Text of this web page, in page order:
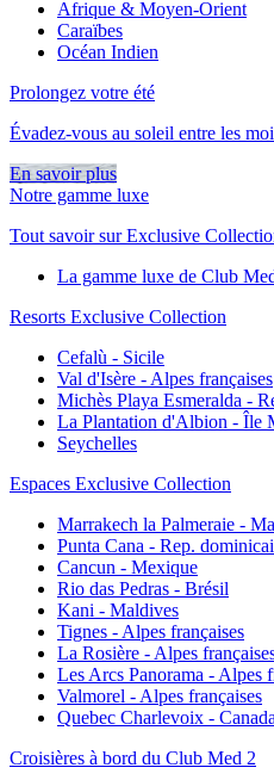
Afrique & Moyen-Orient
Caraïbes
Océan Indien
Prolongez votre été
Évadez-vous au soleil entre les
En savoir plus
Notre gamme luxe
Tout savoir sur Exclusive
La gamme luxe de Club
Resorts Exclusive Collection
Cefalù - Sicile
Val d'Isère - Alpes françaises
Michès Playa Esmeralda -
La Plantation d'Albion - Île
Seychelles
Espaces Exclusive Collection
Marrakech la Palmeraie -
Punta Cana - Rep.
Cancun - Mexique
Rio das Pedras - Brésil
Kani - Maldives
Tignes - Alpes françaises
La Rosière - Alpes
Les Arcs Panorama - Alpes
Valmorel - Alpes françaises
Quebec Charlevoix - Canada
Croisières à bord du Club Med 2